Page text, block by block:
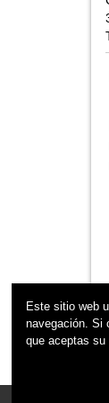
Este sitio web
navegación. Si
que aceptas su